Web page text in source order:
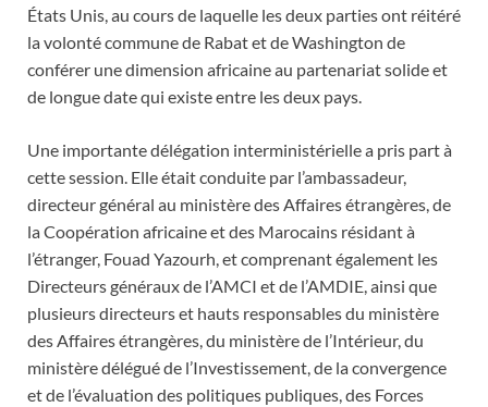
États Unis, au cours de laquelle les deux parties ont réitéré
la volonté commune de Rabat et de Washington de
conférer une dimension africaine au partenariat solide et
de longue date qui existe entre les deux pays.
Une importante délégation interministérielle a pris part à
cette session. Elle était conduite par l’ambassadeur,
directeur général au ministère des Affaires étrangères, de
la Coopération africaine et des Marocains résidant à
l’étranger, Fouad Yazourh, et comprenant également les
Directeurs généraux de l’AMCI et de l’AMDIE, ainsi que
plusieurs directeurs et hauts responsables du ministère
des Affaires étrangères, du ministère de l’Intérieur, du
ministère délégué de l’Investissement, de la convergence
et de l’évaluation des politiques publiques, des Forces